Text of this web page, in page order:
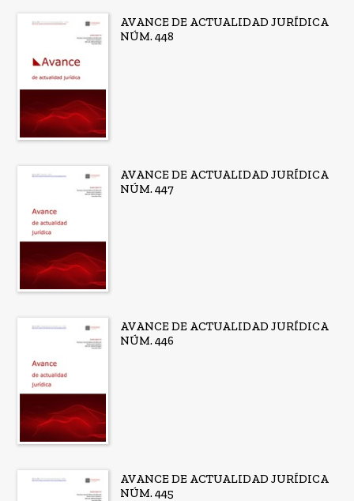
AVANCE DE ACTUALIDAD JURÍDICA
NÚM. 448
AVANCE DE ACTUALIDAD JURÍDICA
NÚM. 447
AVANCE DE ACTUALIDAD JURÍDICA
NÚM. 446
AVANCE DE ACTUALIDAD JURÍDICA
NÚM. 445